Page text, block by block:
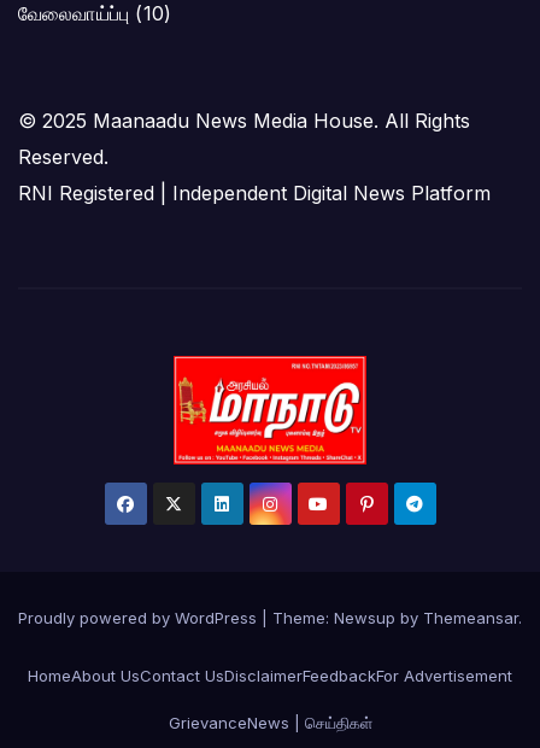
வேலைவாய்ப்பு (10)
© 2025 Maanaadu News Media House. All Rights
Reserved.
RNI Registered | Independent Digital News Platform
Proudly powered by WordPress Theme: Newsup by Themeansar.
HomeAbout UsContact UsDisclaimerFeedbackFor Advertisement
GrievanceNews | செய்திகள்